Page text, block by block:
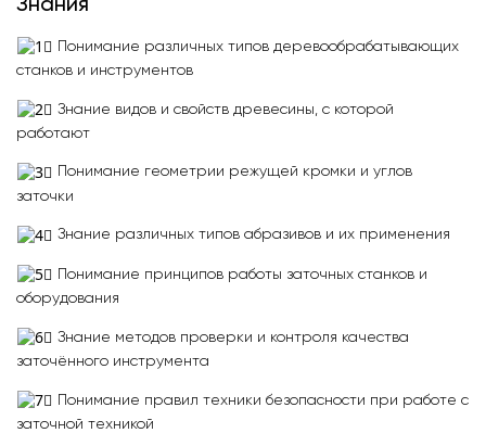
Знания
Понимание различных типов деревообрабатывающих
станков и инструментов
Знание видов и свойств древесины, с которой
работают
Понимание геометрии режущей кромки и углов
заточки
Знание различных типов абразивов и их применения
Понимание принципов работы заточных станков и
оборудования
Знание методов проверки и контроля качества
заточённого инструмента
Понимание правил техники безопасности при работе с
заточной техникой